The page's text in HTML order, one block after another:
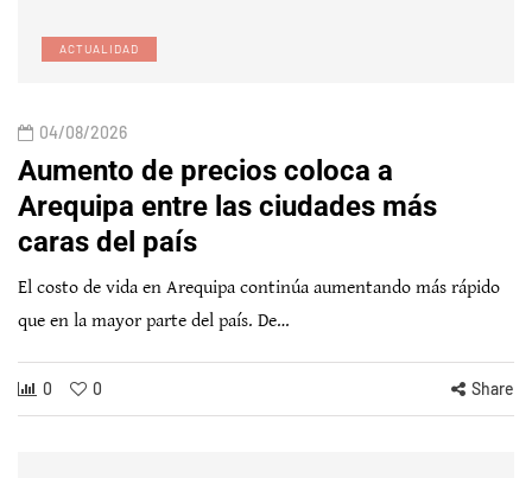
ACTUALIDAD
04/08/2026
Aumento de precios coloca a
Arequipa entre las ciudades más
caras del país
El costo de vida en Arequipa continúa aumentando más rápido
que en la mayor parte del país. De…
0 0 Share